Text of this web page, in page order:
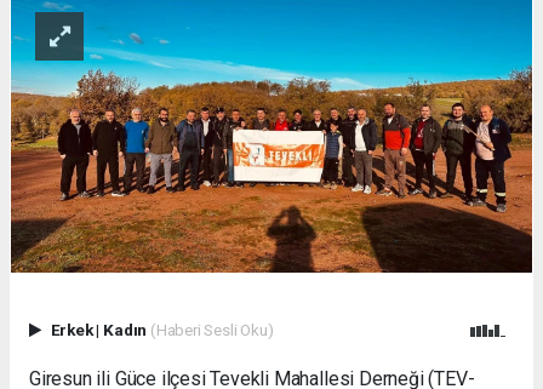
Erkek| Kadın (Haberi Sesli Oku)
Giresun ili Güce ilçesi Tevekli Mahallesi Derneği (TEV-